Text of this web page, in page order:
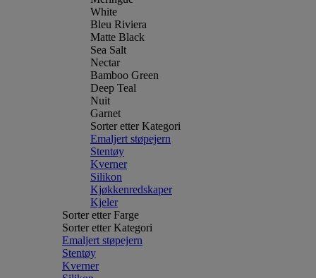
White
Bleu Riviera
Matte Black
Sea Salt
Nectar
Bamboo Green
Deep Teal
Nuit
Garnet
Sorter etter Kategori
Emaljert støpejern
Stentøy
Kverner
Silikon
Kjøkkenredskaper
Kjeler
Sorter etter Farge
Sorter etter Kategori
Emaljert støpejern
Stentøy
Kverner